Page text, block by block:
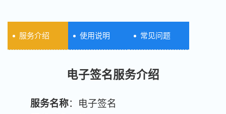
服务介绍 使用说明 常见问题
电子签名服务介绍
服务名称：电子签名